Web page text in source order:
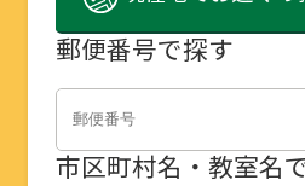
郵便番号で探す
市区町村名・教室名